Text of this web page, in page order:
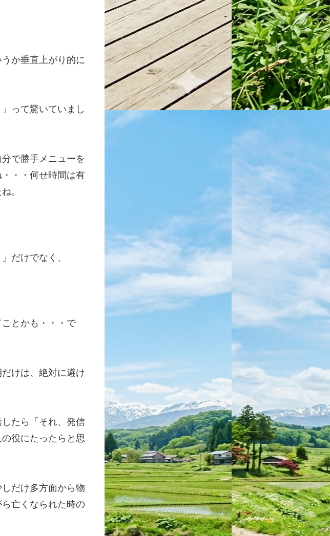
か垂直上がり的に
って驚いていまし
で勝手メニューを
・・何せ時間は有
。
だけでなく、
とかも・・・で
けは、絶対に避け
たら「それ、発信
役にたったらと思
だけ多方面から物
亡くなられた時の